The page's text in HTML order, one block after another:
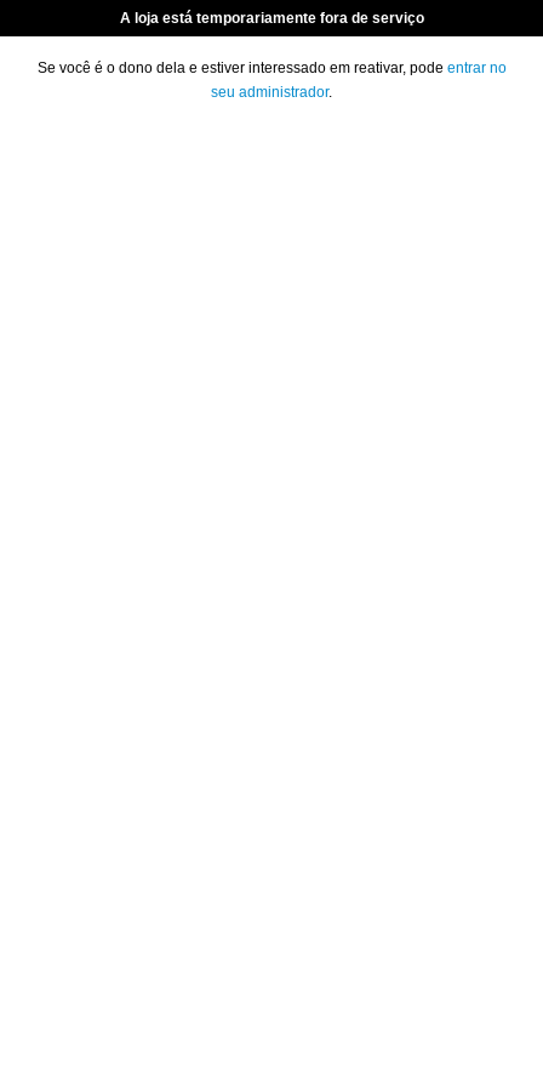
A loja está temporariamente fora de serviço
Se você é o dono dela e estiver interessado em reativar, pode entrar no
seu administrador.